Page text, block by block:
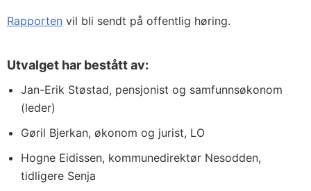
Rapporten vil bli sendt på offentlig høring.
Utvalget har bestått av:
Jan-Erik Støstad, pensjonist og samfunnsøkonom
(leder)
Gøril Bjerkan, økonom og jurist, LO
Hogne Eidissen, kommunedirektør Nesodden,
tidligere Senja